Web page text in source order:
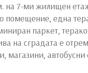
на 7-ми жилищен
помещение, една
паркет,
на сградата е
магазини, автобусни